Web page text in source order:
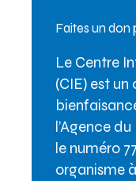
Faites un don
Le Centre
(CIE) est
l’Agence
le numéro
organisme